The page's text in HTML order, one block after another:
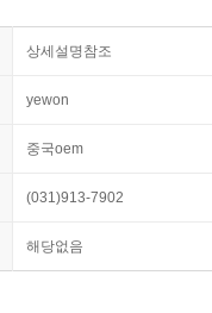
상세설명참조
yewon
중국oem
(031)913-7902
해당없음